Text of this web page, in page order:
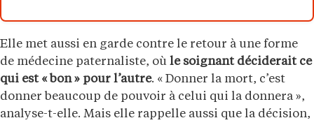
Elle met aussi en garde contre le retour à une forme
de médecine paternaliste, où le soignant déciderait ce
qui est « bon » pour l’autre. « Donner la mort, c’est
donner beaucoup de pouvoir à celui qui la donnera »,
analyse-t-elle. Mais elle rappelle aussi que la décision,